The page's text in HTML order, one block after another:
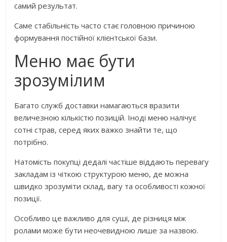
самий результат.
Саме стабільність часто стає головною причиною
формування постійної клієнтської бази.
Меню має бути
зрозумілим
Багато служб доставки намагаються вразити
величезною кількістю позицій. Іноді меню налічує
сотні страв, серед яких важко знайти те, що
потрібно.
Натомість покупці дедалі частіше віддають перевагу
закладам із чіткою структурою меню, де можна
швидко зрозуміти склад, вагу та особливості кожної
позиції.
Особливо це важливо для суші, де різниця між
ролами може бути неочевидною лише за назвою.